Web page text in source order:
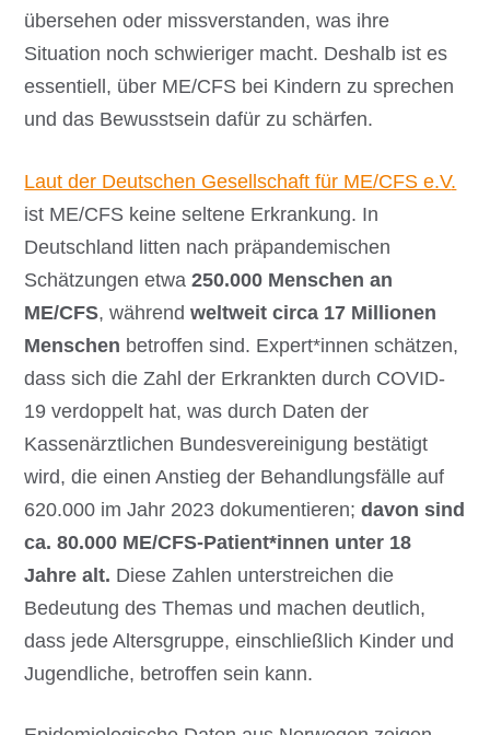
übersehen oder missverstanden, was ihre
Situation noch schwieriger macht. Deshalb ist es
essentiell, über ME/CFS bei Kindern zu sprechen
und das Bewusstsein dafür zu schärfen.
Laut der Deutschen Gesellschaft für ME/CFS e.V.
ist ME/CFS keine seltene Erkrankung. In
Deutschland litten nach präpandemischen
Schätzungen etwa250.000 Menschen an
ME/CFS, währendweltweit circa 17 Millionen
Menschen betroffen sind. Expert*innen schätzen,
dass sich die Zahl der Erkrankten durch COVID-
19 verdoppelt hat, was durch Daten der
Kassenärztlichen Bundesvereinigung bestätigt
wird, die einen Anstieg der Behandlungsfälle auf
620.000 im Jahr 2023 dokumentieren;davon sind
ca. 80.000 ME/CFS-Patient*innen unter 18
Jahre alt. Diese Zahlen unterstreichen die
Bedeutung des Themas und machen deutlich,
dass jede Altersgruppe, einschließlich Kinder und
Jugendliche, betroffen sein kann.